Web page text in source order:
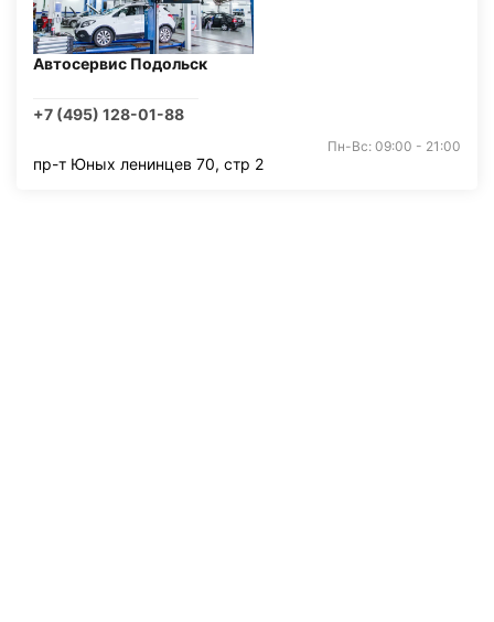
Автосервис Подольск
+7 (495) 128-01-88
Пн-Вс: 09:00 - 21:00
пр-т Юных ленинцев 70, стр 2